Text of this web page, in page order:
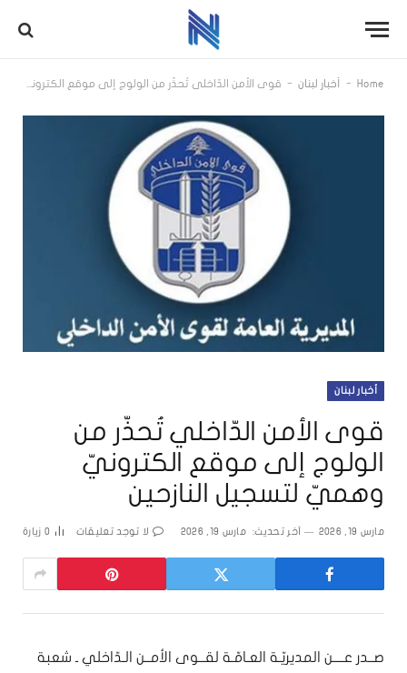
Home
- أخبار لبنان - قوى الأمن الدّاخلي تُحذّر من الولوج إلى موقع الكترونيّ وهميّ لتسجيل النازحين
أخبار لبنان
قوى الأمن الدّاخلي تُحذّر من
الولوج إلى موقع الكترونيّ
وهميّ لتسجيل النازحين
مارس 19, 2026 آخر تحديث: مارس 19, 2026 لا توجد تعليقات 0 زيارة
صــدر عــــن المديريّـة العـامّـة لقــوى الأمــن الـدّاخلي ـ شعبة